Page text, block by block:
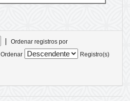
|
Ordenar registros por
Ordenar
Registro(s)